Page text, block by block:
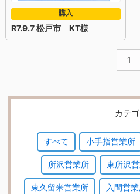
購入
R7.9.7 松戸市 KT様
1
カテゴ
すべて 小手指営業所
所沢営業所 東所沢
東久留米営業所 入間営